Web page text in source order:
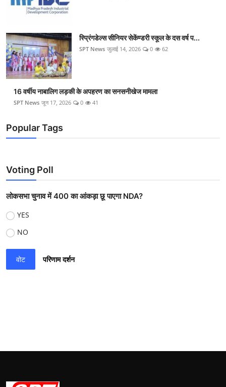
स्प्रिंगडेल्स सीनियर सेकेंण्डरी स्कूल के दस वर्ष प...
SPT News जुलाई 14, 2026 0 62
16 वर्षीय नाबालिग लड़की के अपहरण का सनसनीखेज मामला
SPT News जून 17, 2026 0 41
Popular Tags
Voting Poll
लोकसभा चुनाव में 400 का आंकड़ा छू पाएगा NDA?
YES
NO
वोट परिणाम दर्शन